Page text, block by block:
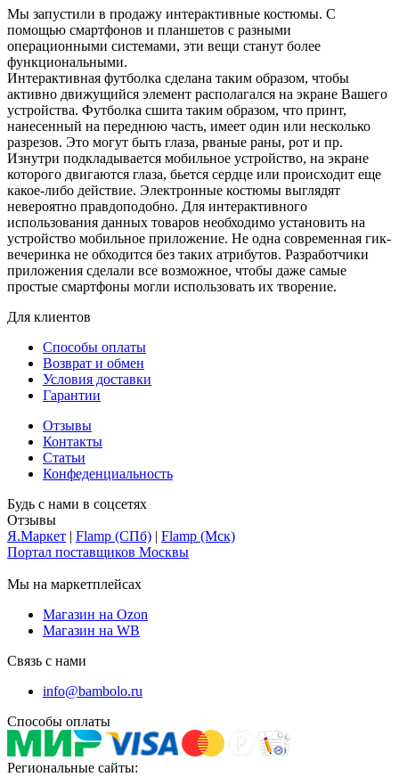
Мы запустили в продажу интерактивные костюмы. С
помощью смартфонов и планшетов с разными
операционными системами, эти вещи станут более
функциональными.
Интерактивная футболка сделана таким образом, чтобы
активно движущийся элемент располагался на экране Вашего
устройства. Футболка сшита таким образом, что принт,
нанесенный на переднюю часть, имеет один или несколько
разрезов. Это могут быть глаза, рваные раны, рот и пр.
Изнутри подкладывается мобильное устройство, на экране
которого двигаются глаза, бьется сердце или происходит еще
какое-либо действие. Электронные костюмы выглядят
невероятно правдоподобно. Для интерактивного
использования данных товаров необходимо установить на
устройство мобильное приложение. Не одна современная гик-
вечеринка не обходится без таких атрибутов. Разработчики
приложения сделали все возможное, чтобы даже самые
простые смартфоны могли использовать их творение.
Для клиентов
Способы оплаты
Возврат и обмен
Условия доставки
Гарантии
Отзывы
Контакты
Статьи
Конфеденциальность
Будь с нами в соцсетях
Отзывы
Я.Маркет | Flamp (СПб) | Flamp (Мск)
Портал поставщиков Москвы
Мы на маркетплейсах
Магазин на Ozon
Магазин на WB
Связь с нами
info@bambolo.ru
Способы оплаты
Региональные сайты: